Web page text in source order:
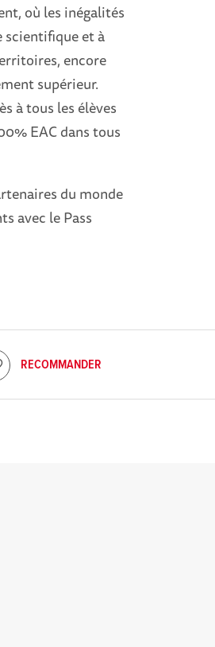
où les inégalités
scientifique et à
encore
supérieur.
à tous les élèves
EAC dans tous
du monde
avec le Pass
RECOMMANDER